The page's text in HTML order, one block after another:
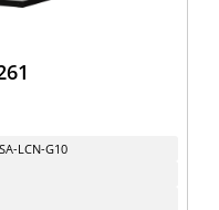
LCN-G10